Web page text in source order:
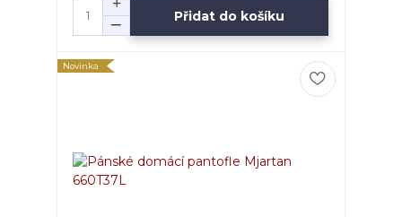
Přidat do košíku
Novinka